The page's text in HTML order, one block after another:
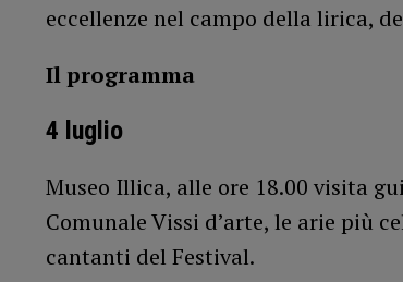
eccellenze nel campo della lirica,
Il programma
4 luglio
Museo Illica, alle ore 18.00 visita
Comunale Vissi d’arte, le arie più
cantanti del Festival.